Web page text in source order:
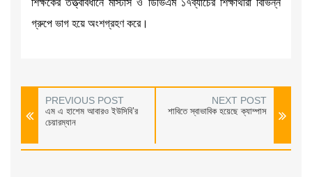
শিক্ষকের তত্ত্বাবধানে মাস্টার্স ও ডিভিএম ১৭ব্যাচের শিক্ষার্থীরা বিভিন্ন
গ্রুপে ভাগ হয়ে অংশগ্রহণ করে।
PREVIOUS POST
এম এ হাশেম আবারও ইউসিবি’র
চেয়ারম্যান
NEXT POST
শাবিতে স্বাভাবিক হয়েছে ক্যাম্পাস